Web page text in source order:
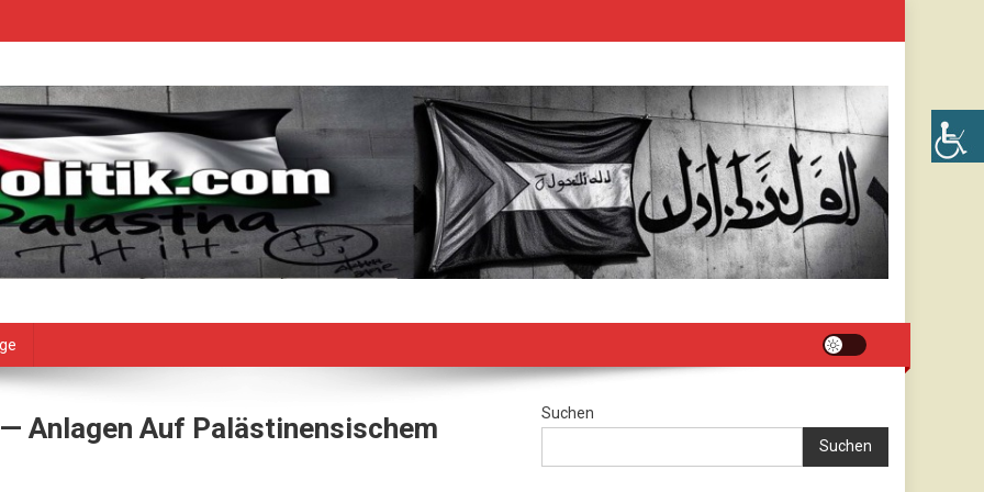
Anlagen Auf Palästinensischem
Suchen
Suchen